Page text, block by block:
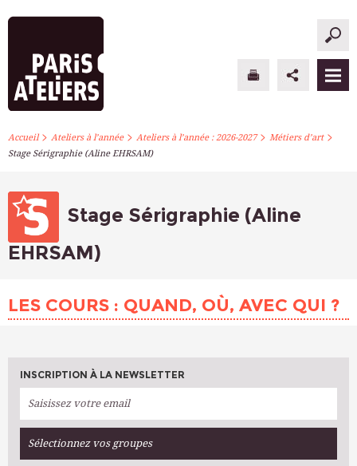
PARIS ATELIERS
ATELIERS À L’ANNÉE
S’INSCRIRE
Accueil> Ateliers à l’année> Ateliers à l’année : 2026-2027> Métiers d’art>
Stage Sérigraphie (Aline EHRSAM)
Stage Sérigraphie (Aline
EHRSAM)
LES COURS : QUAND, OÙ, AVEC QUI ?
INSCRIPTION À LA NEWSLETTER
Sélectionnez vos groupes